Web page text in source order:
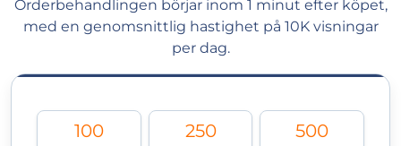
Orderbehandlingen börjar inom 1 minut efter köpet,
med en genomsnittlig hastighet på 10K visningar
per dag.
100
250
500